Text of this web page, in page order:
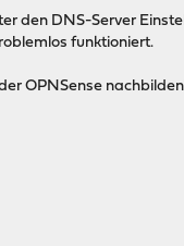
den DNS-Server
funktioniert.
OPNSense